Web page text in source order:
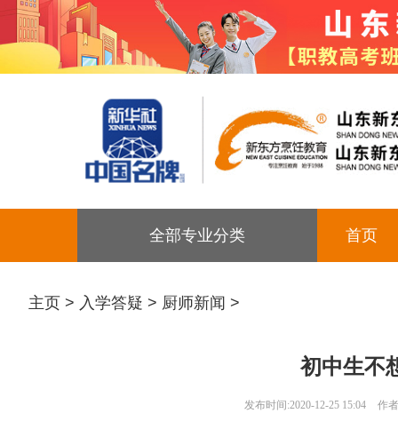
全部专业分类 首页
主页 > 入学答疑 > 厨师新闻 >
初中生不
发布时间:2020-12-25 15:04 作